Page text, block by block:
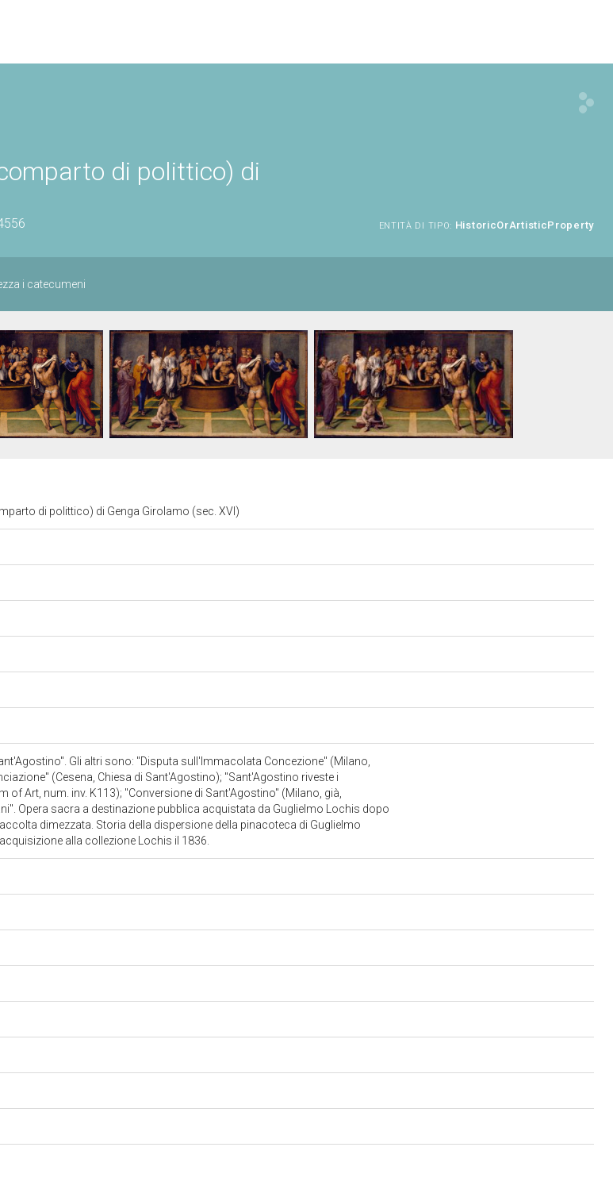
di polittico) di
ENTITÀ DI TIPO: HistoricOrArtisticProperty
i catecumeni
di polittico) di Genga Girolamo (sec. XVI)
Gli altri sono: "Disputa sull'Immacolata Concezione" (Milano,
(Cesena, Chiesa di Sant'Agostino); "Sant'Agostino riveste i
of Art, num. inv. K113); "Conversione di Sant'Agostino" (Milano, già,
Opera sacra a destinazione pubblica acquistata da Guglielmo Lochis dopo
dimezzata. Storia della dispersione della pinacoteca di Guglielmo
alla collezione Lochis il 1836.